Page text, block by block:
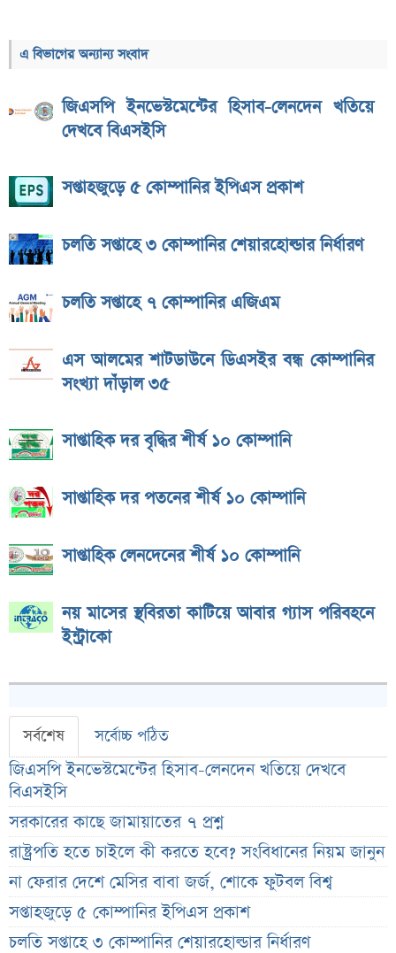
এ বিভাগের অন্যান্য সংবাদ
জিএসপি ইনভেস্টমেন্টের হিসাব-লেনদেন খতিয়ে
দেখবে বিএসইসি
সপ্তাহজুড়ে ৫ কোম্পানির ইপিএস প্রকাশ
চলতি সপ্তাহে ৩ কোম্পানির শেয়ারহোল্ডার নির্ধারণ
চলতি সপ্তাহে ৭ কোম্পানির এজিএম
এস আলমের শাটডাউনে ডিএসইর বন্ধ কোম্পানির
সংখ্যা দাঁড়াল ৩৫
সাপ্তাহিক দর বৃদ্ধির শীর্ষ ১০ কোম্পানি
সাপ্তাহিক দর পতনের শীর্ষ ১০ কোম্পানি
সাপ্তাহিক লেনদেনের শীর্ষ ১০ কোম্পানি
নয় মাসের স্থবিরতা কাটিয়ে আবার গ্যাস পরিবহনে
ইন্ট্রাকো
সর্বশেষ সর্বোচ্চ পঠিত
জিএসপি ইনভেস্টমেন্টের হিসাব-লেনদেন খতিয়ে দেখবে
বিএসইসি
সরকারের কাছে জামায়াতের ৭ প্রশ্ন
রাষ্ট্রপতি হতে চাইলে কী করতে হবে? সংবিধানের নিয়ম জানুন
না ফেরার দেশে মেসির বাবা জর্জ, শোকে ফুটবল বিশ্ব
সপ্তাহজুড়ে ৫ কোম্পানির ইপিএস প্রকাশ
চলতি সপ্তাহে ৩ কোম্পানির শেয়ারহোল্ডার নির্ধারণ